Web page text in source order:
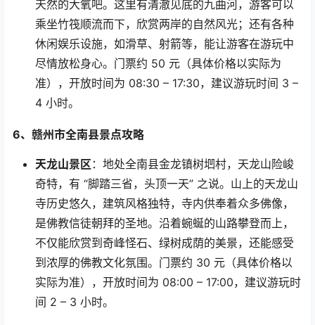
天然的大氧吧。这里有清澈见底的九曲河，游客可以
乘坐竹筏顺流而下，欣赏两岸的自然风光；还有各种
休闲娱乐设施，如滑草、射箭等，能让游客在游玩中
尽情放松身心。门票约 50 元（具体价格以实际为
准），开放时间为 08:30 – 17:30，建议游玩时间 3 –
4 小时。
6、赣州市全南县景点攻略
天龙山景区 ：地处全南县金龙镇树垇村，天龙山险峻
奇特，有 “脚踏三省，头顶一天” 之说。山上的天龙山
寺历史悠久，建筑风格独特，寺内供奉着众多佛像，
是佛教信徒朝拜的圣地。沿着蜿蜒的山路攀登而上，
不仅能欣赏到奇峰怪石、绿树成荫的美景，还能感受
到浓厚的佛教文化氛围。门票约 30 元（具体价格以
实际为准），开放时间为 08:00 – 17:00，建议游玩时
间 2 – 3 小时。